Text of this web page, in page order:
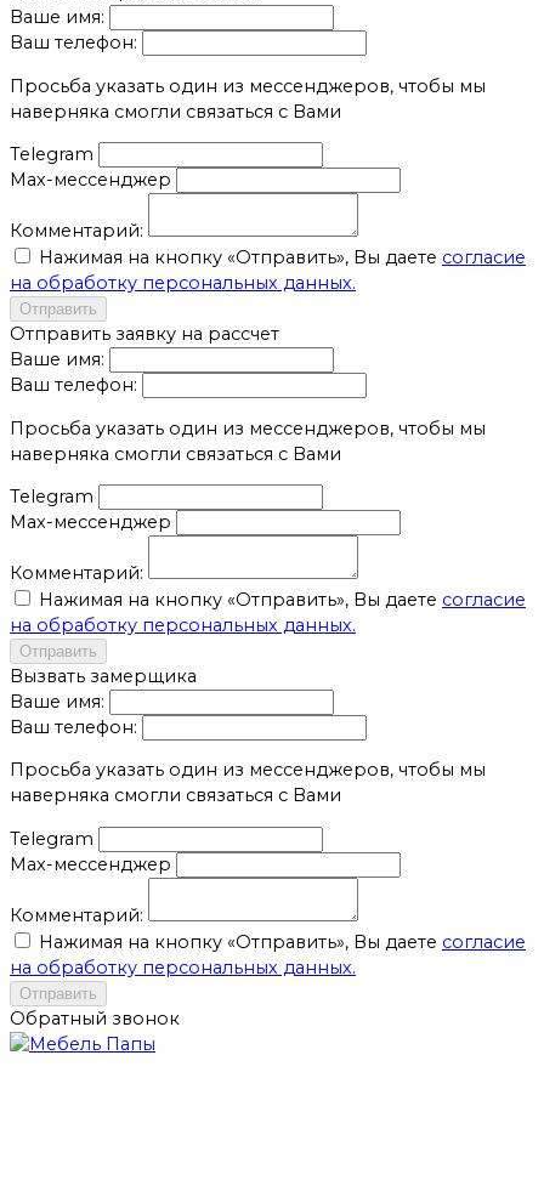
Ваше имя:
Ваш телефон:
Просьба указать один из мессенджеров, чтобы мы
наверняка смогли связаться с Вами
Telegram
Max-мессенджер
Комментарий:
Нажимая на кнопку «Отправить», Вы даете согласие
на обработку персональных данных.
Отправить
Отправить заявку на рассчет
Ваше имя:
Ваш телефон:
Просьба указать один из мессенджеров, чтобы мы
наверняка смогли связаться с Вами
Telegram
Max-мессенджер
Комментарий:
Нажимая на кнопку «Отправить», Вы даете согласие
на обработку персональных данных.
Отправить
Вызвать замерщика
Ваше имя:
Ваш телефон:
Просьба указать один из мессенджеров, чтобы мы
наверняка смогли связаться с Вами
Telegram
Max-мессенджер
Комментарий:
Нажимая на кнопку «Отправить», Вы даете согласие
на обработку персональных данных.
Отправить
Обратный звонок